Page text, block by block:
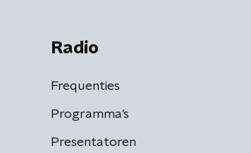
Radio
Frequenties
Programma's
Presentatoren